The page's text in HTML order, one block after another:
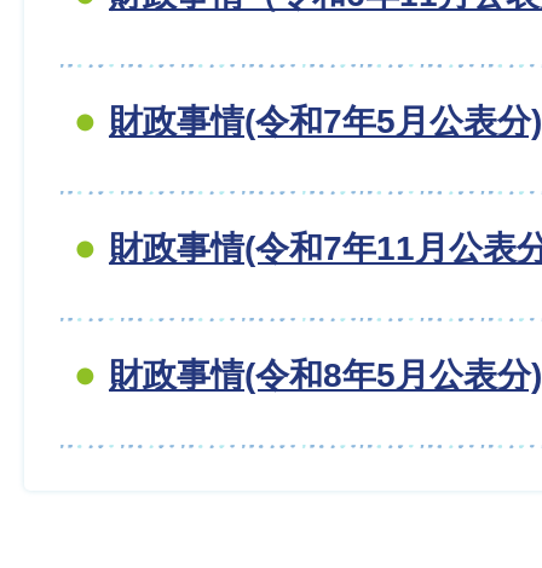
財政事情(令和7年5月公表分)
財政事情(令和7年11月公表
財政事情(令和8年5月公表分)